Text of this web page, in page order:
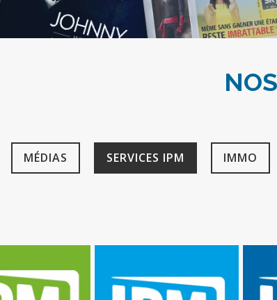
MÉDIAS SERVICES IPM IMMO